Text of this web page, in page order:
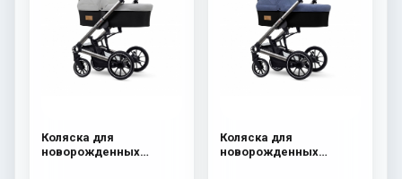
Коляска для
новорожденных
Коляска для
новорожденных